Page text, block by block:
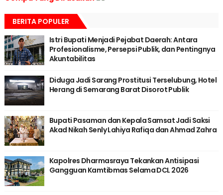
BERITA POPULER
Istri Bupati Menjadi Pejabat Daerah: Antara
Profesionalisme, Persepsi Publik, dan Pentingnya
Akuntabilitas
Diduga Jadi Sarang Prostitusi Terselubung, Hotel
Herang di Semarang Barat Disorot Publik
Bupati Pasaman dan Kepala Samsat Jadi Saksi
Akad Nikah Senly Lahiya Rafiqa dan Ahmad Zahra
Kapolres Dharmasraya Tekankan Antisipasi
Gangguan Kamtibmas Selama DCL 2026